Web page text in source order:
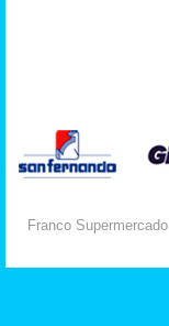
Franco Supermercado